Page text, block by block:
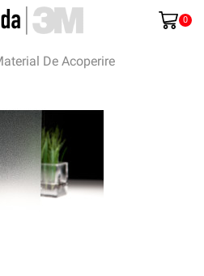
0
De Acoperire